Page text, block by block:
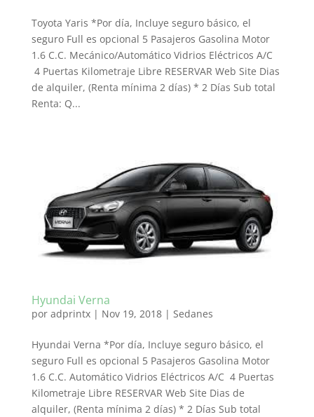
Toyota Yaris *Por día, Incluye seguro básico, el
seguro Full es opcional 5 Pasajeros Gasolina Motor
1.6 C.C. Mecánico/Automático Vidrios Eléctricos A/C
4 Puertas Kilometraje Libre RESERVAR Web Site Dias
de alquiler, (Renta mínima 2 días) * 2 Días Sub total
Renta: Q...
Hyundai Verna
por adprintx| Nov 19, 2018| Sedanes
Hyundai Verna *Por día, Incluye seguro básico, el
seguro Full es opcional 5 Pasajeros Gasolina Motor
1.6 C.C. Automático Vidrios Eléctricos A/C 4 Puertas
Kilometraje Libre RESERVAR Web Site Dias de
alquiler, (Renta mínima 2 días) * 2 Días Sub total